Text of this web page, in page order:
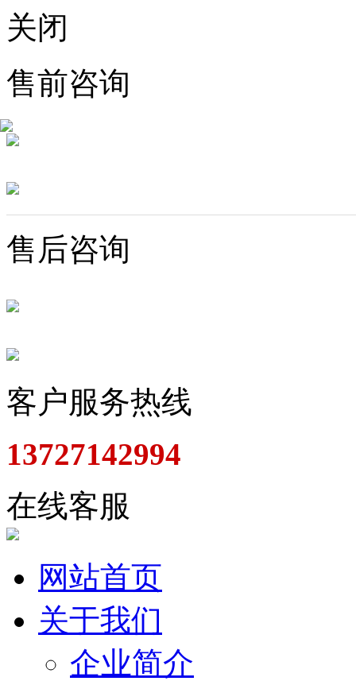
关闭
售前咨询
售后咨询
客户服务热线
13727142994
在线客服
网站首页
关于我们
企业简介